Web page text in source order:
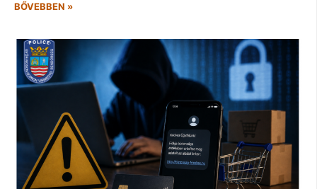
BŐVEBBEN »